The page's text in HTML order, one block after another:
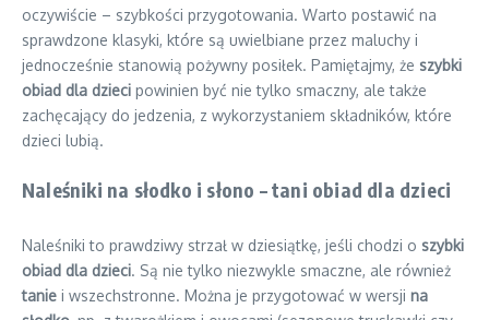
oczywiście – szybkości przygotowania. Warto postawić na
sprawdzone klasyki, które są uwielbiane przez maluchy i
jednocześnie stanowią pożywny posiłek. Pamiętajmy, że szybki
obiad dla dzieci powinien być nie tylko smaczny, ale także
zachęcający do jedzenia, z wykorzystaniem składników, które
dzieci lubią.
Naleśniki na słodko i słono – tani obiad dla dzieci
Naleśniki to prawdziwy strzał w dziesiątkę, jeśli chodzi o szybki
obiad dla dzieci. Są nie tylko niezwykle smaczne, ale również
tanie i wszechstronne. Można je przygotować w wersji na